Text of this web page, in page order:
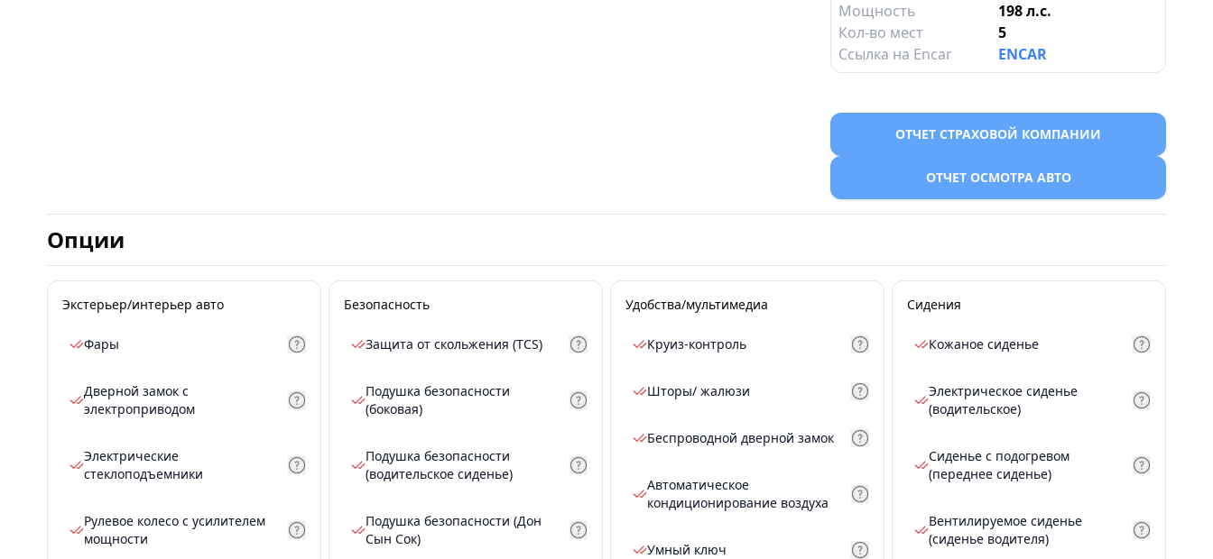
Мощность
198 л.с.
Кол-во мест
5
Ссылка на Encar
ENCAR
ОТЧЕТ СТРАХОВОЙ КОМПАНИИ
ОТЧЕТ ОСМОТРА АВТО
Опции
Экстерьер/интерьер авто
Фары
Дверной замок с
электроприводом
Электрические
стеклоподъемники
Рулевое колесо с усилителем
мощности
Безопасность
Защита от скольжения (TCS)
Подушка безопасности
(боковая)
Подушка безопасности
(водительское сиденье)
Подушка безопасности (Дон
Сын Сок)
Удобства/мультимедиа
Круиз-контроль
Шторы/ жалюзи
Беспроводной дверной замок
Автоматическое
кондиционирование воздуха
Умный ключ
Сидения
Кожаное сиденье
Электрическое сиденье
(водительское)
Сиденье с подогревом
(переднее сиденье)
Вентилируемое сиденье
(сиденье водителя)